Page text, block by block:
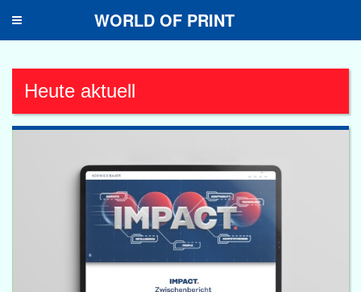
Toggle
WORLD OF PRINT
Heute aktuell